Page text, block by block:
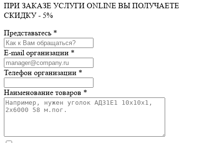
ПРИ ЗАКАЗЕ УСЛУГИ ONLINE ВЫ ПОЛУЧАЕТЕ
СКИДКУ - 5%
Представьтесь *
E-mail организации *
Телефон организации *
Наименование товаров *